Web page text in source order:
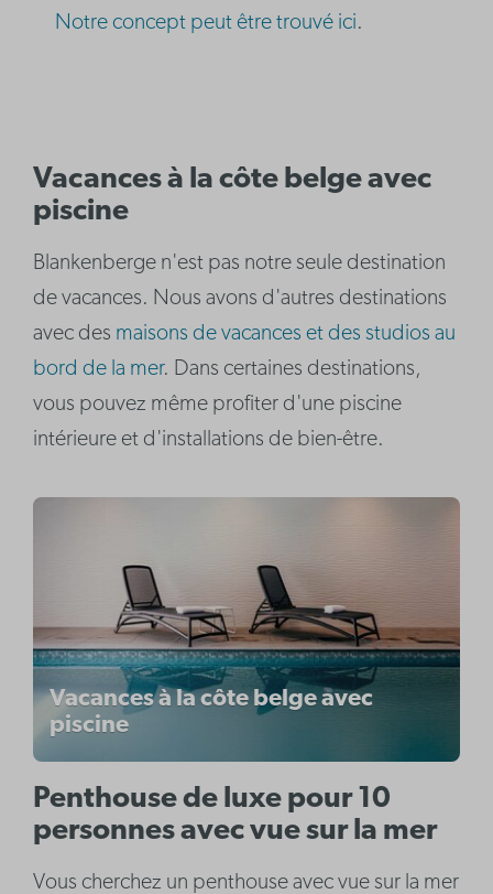
Notre concept peut être trouvé ici.
Vacances à la côte belge avec
piscine
Blankenberge n'est pas notre seule destination
de vacances. Nous avons d'autres destinations
avec des maisons de vacances et des studios au
bord de la mer. Dans certaines destinations,
vous pouvez même profiter d'une piscine
intérieure et d'installations de bien-être.
Vacances à la côte belge avec
piscine
Penthouse de luxe pour 10
personnes avec vue sur la mer
Vous cherchez un penthouse avec vue sur la mer